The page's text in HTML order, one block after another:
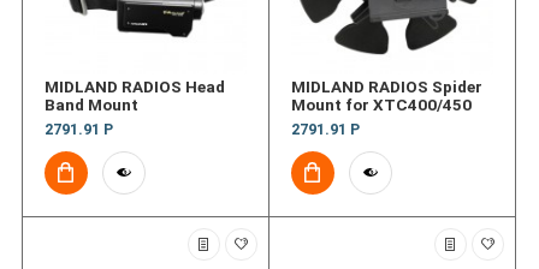
MIDLAND RADIOS Head
Band Mount
2791.91 Р
MIDLAND RADIOS Spider
Mount for XTC400/450
2791.91 Р